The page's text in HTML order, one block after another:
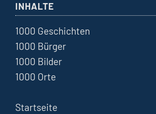
INHALTE
1000 Geschichten
1000 Bürger
1000 Bilder
1000 Orte
Startseite